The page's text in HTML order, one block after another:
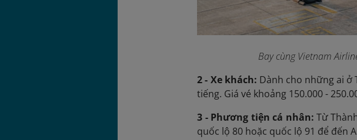
Bay cùng Vietnam
2 - Xe khách: Dành cho những ai ở
tiếng. Giá vé khoảng 150.000 -
3 - Phương tiện cá nhân: Từ
quốc lộ 80 hoặc quốc lộ 91 để đến